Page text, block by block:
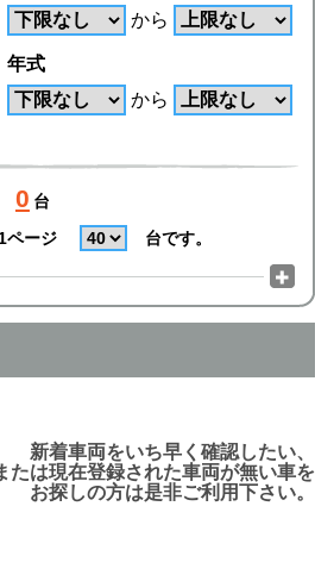
から
年式
から
0 台
ページ
台です。
新着車両をいち早く確認したい、
たは現在登録された車両が無い車を
お探しの方は是非ご利用下さい。